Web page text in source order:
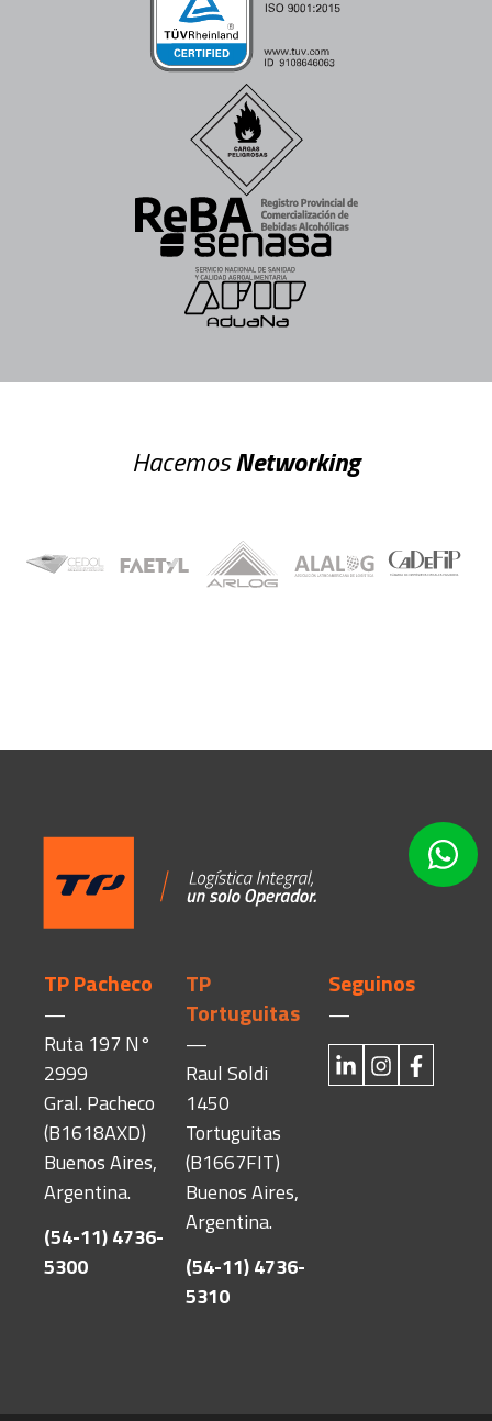
HacemosNetworking
TP Pacheco
—
Ruta 197 N°
2999
Gral. Pacheco
(B1618AXD)
Buenos Aires,
Argentina.
(54-11) 4736-
5300
TP
Tortuguitas
—
Raul Soldi
1450
Tortuguitas
(B1667FIT)
Buenos Aires,
Argentina.
(54-11) 4736-
5310
Seguinos
—